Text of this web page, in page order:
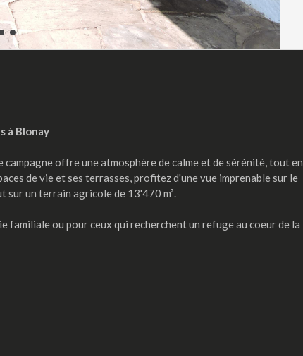
à Blonay
offre une atmosphère de calme et de sérénité, tout en
de vie et ses terrasses, profitez d'une vue imprenable sur le
sur un terrain agricole de 13'470 m².
familiale ou pour ceux qui recherchent un refuge au coeur de la